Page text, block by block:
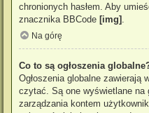
chronionych hasłem. Aby
znacznika BBCode [img]
Na górę
Co to są ogłoszenia
Ogłoszenia globalne zawierają
czytać. Są one wyświetlane na
zarządzania kontem